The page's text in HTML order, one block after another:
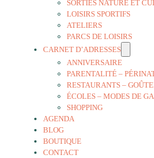
SORTIES NATURE ET
LOISIRS SPORTIFS
ATELIERS
PARCS DE LOISIRS
CARNET D’ADRESSES
ANNIVERSAIRE
PARENTALITÉ –
RESTAURANTS –
ÉCOLES – MODES DE
SHOPPING
AGENDA
BLOG
BOUTIQUE
CONTACT